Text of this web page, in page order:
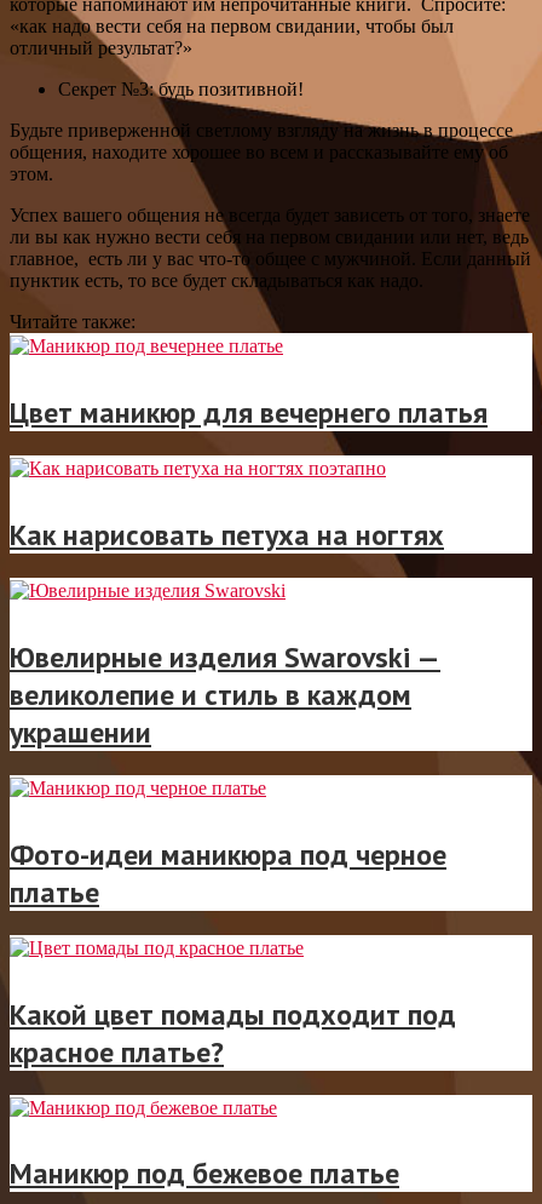
которые напоминают им непрочитанные книги. Спросите:
«как надо вести себя на первом свидании, чтобы был
отличный результат?»
Секрет №3: будь позитивной!
Будьте приверженной светлому взгляду на жизнь в процессе
общения, находите хорошее во всем и рассказывайте ему об
этом.
Успех вашего общения не всегда будет зависеть от того, знаете
ли вы как нужно вести себя на первом свидании или нет, ведь
главное, есть ли у вас что-то общее с мужчиной. Если данный
пунктик есть, то все будет складываться как надо.
Читайте также:
Цвет маникюр для вечернего платья
Как нарисовать петуха на ногтях
Ювелирные изделия Swarovski —
великолепие и стиль в каждом
украшении
Фото-идеи маникюра под черное
платье
Какой цвет помады подходит под
красное платье?
Маникюр под бежевое платье